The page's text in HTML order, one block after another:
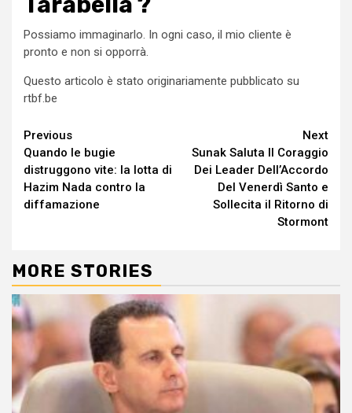
Possiamo immaginarlo. In ogni caso, il mio cliente è
pronto e non si opporrà.
Questo articolo è stato originariamente pubblicato su
rtbf.be
Continue
Reading
Previous
Quando le bugie
distruggono vite: la lotta di
Hazim Nada contro la
diffamazione
Next
Sunak Saluta Il Coraggio
Dei Leader Dell’Accordo
Del Venerdì Santo e
Sollecita il Ritorno di
Stormont
MORE STORIES